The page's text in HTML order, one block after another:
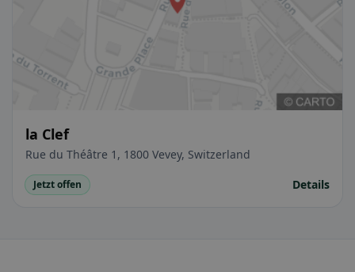
la Clef
Rue du Théâtre 1, 1800 Vevey, Switzerland
Jetzt offen Details